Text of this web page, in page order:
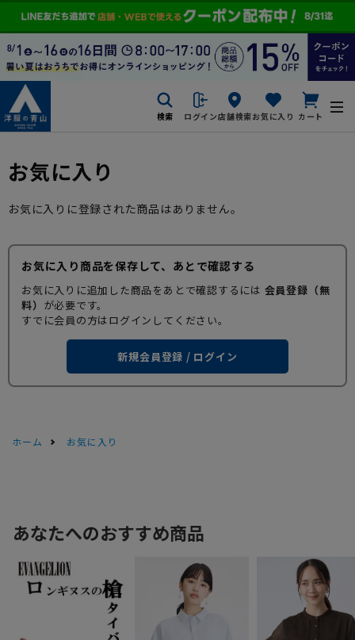
検索 ログイン店舗検索お気に入り カート
お気に入り
お気に入りに登録された商品はありません。
お気に入り商品を保存して、あとで確認する
お気に入りに追加した商品をあとで確認するには 会員登録（無
料） が必要です。
すでに会員の方はログインしてください。
新規会員登録 / ログイン
ホーム お気に入り